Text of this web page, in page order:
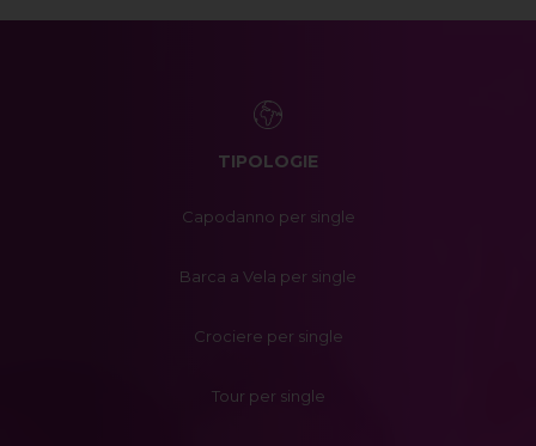
TIPOLOGIE
Capodanno per single
Barca a Vela per single
Crociere per single
Tour per single